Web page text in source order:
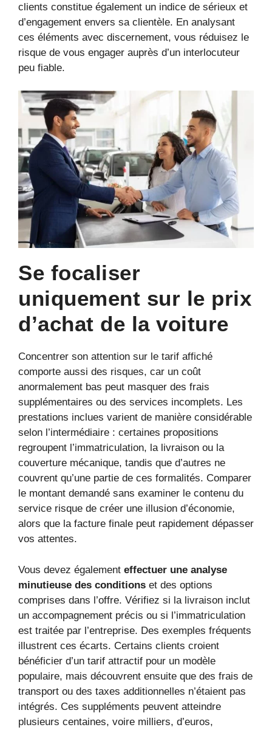
clients constitue également un indice de sérieux et
d’engagement envers sa clientèle. En analysant
ces éléments avec discernement, vous réduisez le
risque de vous engager auprès d’un interlocuteur
peu fiable.
Se focaliser
uniquement sur le prix
d’achat de la voiture
Concentrer son attention sur le tarif affiché
comporte aussi des risques, car un coût
anormalement bas peut masquer des frais
supplémentaires ou des services incomplets. Les
prestations inclues varient de manière considérable
selon l’intermédiaire : certaines propositions
regroupent l’immatriculation, la livraison ou la
couverture mécanique, tandis que d’autres ne
couvrent qu’une partie de ces formalités. Comparer
le montant demandé sans examiner le contenu du
service risque de créer une illusion d’économie,
alors que la facture finale peut rapidement dépasser
vos attentes.
Vous devez également effectuer une analyse
minutieuse des conditions et des options
comprises dans l’offre. Vérifiez si la livraison inclut
un accompagnement précis ou si l’immatriculation
est traitée par l’entreprise. Des exemples fréquents
illustrent ces écarts. Certains clients croient
bénéficier d’un tarif attractif pour un modèle
populaire, mais découvrent ensuite que des frais de
transport ou des taxes additionnelles n’étaient pas
intégrés. Ces suppléments peuvent atteindre
plusieurs centaines, voire milliers, d’euros,